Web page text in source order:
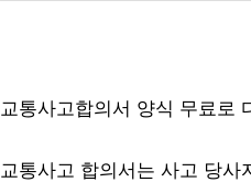
교통사고합의서 양식 무료로
교통사고 합의서는 사고 당